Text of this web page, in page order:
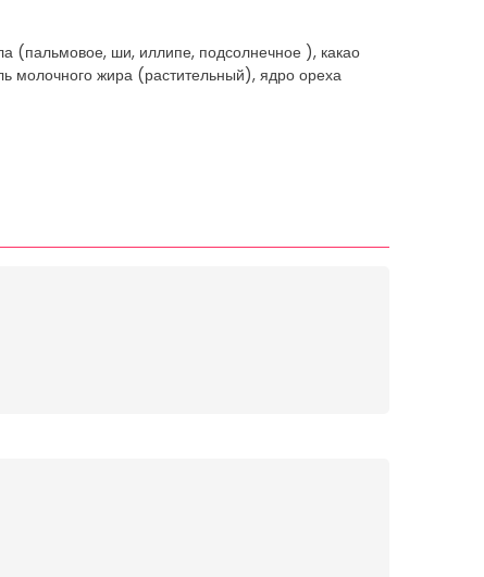
(пальмовое, ши, иллипе, подсолнечное ), какао
молочного жира (растительный), ядро ореха